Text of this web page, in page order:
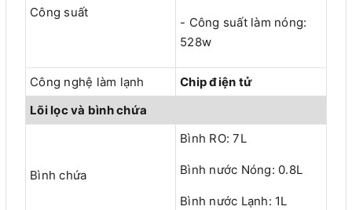
Công suất
- Công suất làm nóng:
528w
Công nghệ làm lạnh
Chip điện tử
Lõi lọc và bình chứa
Bình chứa
Bình RO: 7L
Bình nước Nóng: 0.8L
Bình nước Lạnh: 1L